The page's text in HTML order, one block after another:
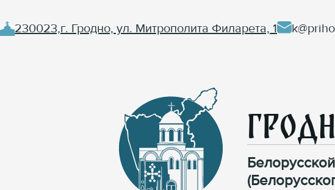
230023,г. Гродно, ул. Митрополита Филарета, 1